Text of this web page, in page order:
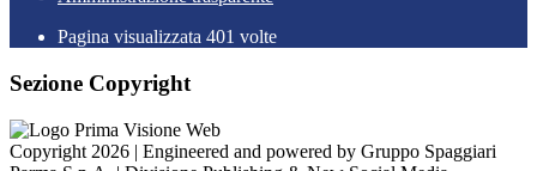
Pagina visualizzata 401 volte
Sezione Copyright
Copyright 2026 | Engineered and powered by Gruppo Spaggiari